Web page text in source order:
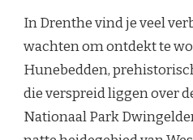
In Drenthe vind je veel
wachten om ontdekt te
Hunebedden,
die verspreid liggen over
Nationaal Park